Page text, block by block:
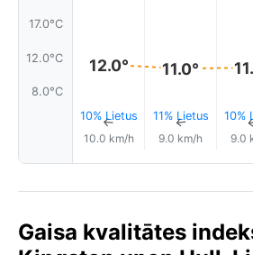
17.0°C
12.0°C
8.0°C
12.0°
10% Lietus
↑
10.0 km/h
11.0°
11% Lietus
↑
9.0 km/h
10%
9.0
Gaisa kvalitātes